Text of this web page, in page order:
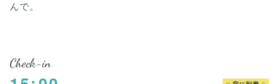
んで。
Check-in